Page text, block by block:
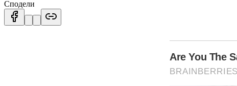
Сподели